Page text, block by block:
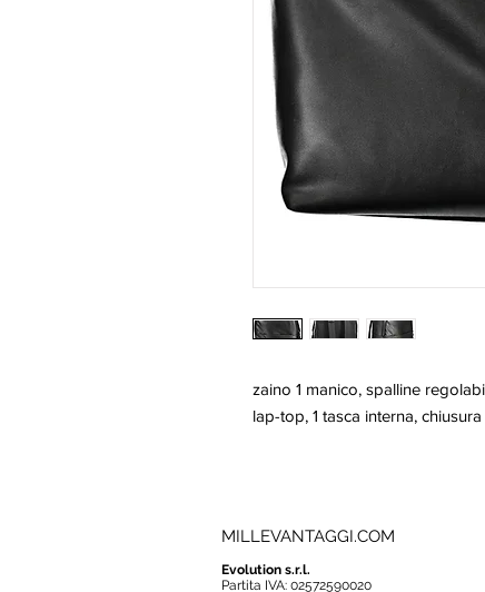
zaino 1 manico, spalline
lap-top, 1 tasca interna,
MILLEVANTAGGI.COM
Evolution s.r.l.
Partita IVA: 02572590020